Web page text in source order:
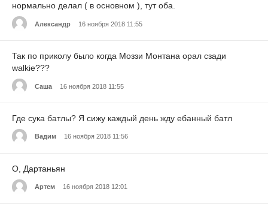
нормально делал ( в основном ), тут оба.
Александр 16 ноября 2018 11:55
Так по приколу было когда Моззи Монтана орал сзади
walkie???
Саша 16 ноября 2018 11:55
Где сука батлы? Я сижу каждый день жду ебанный батл
Вадим 16 ноября 2018 11:56
О, Дартаньян
Артем 16 ноября 2018 12:01